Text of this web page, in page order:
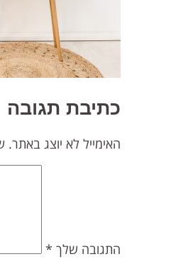
כתיבת תגובה
האימייל לא יוצג באתר.
התגובה שלך *